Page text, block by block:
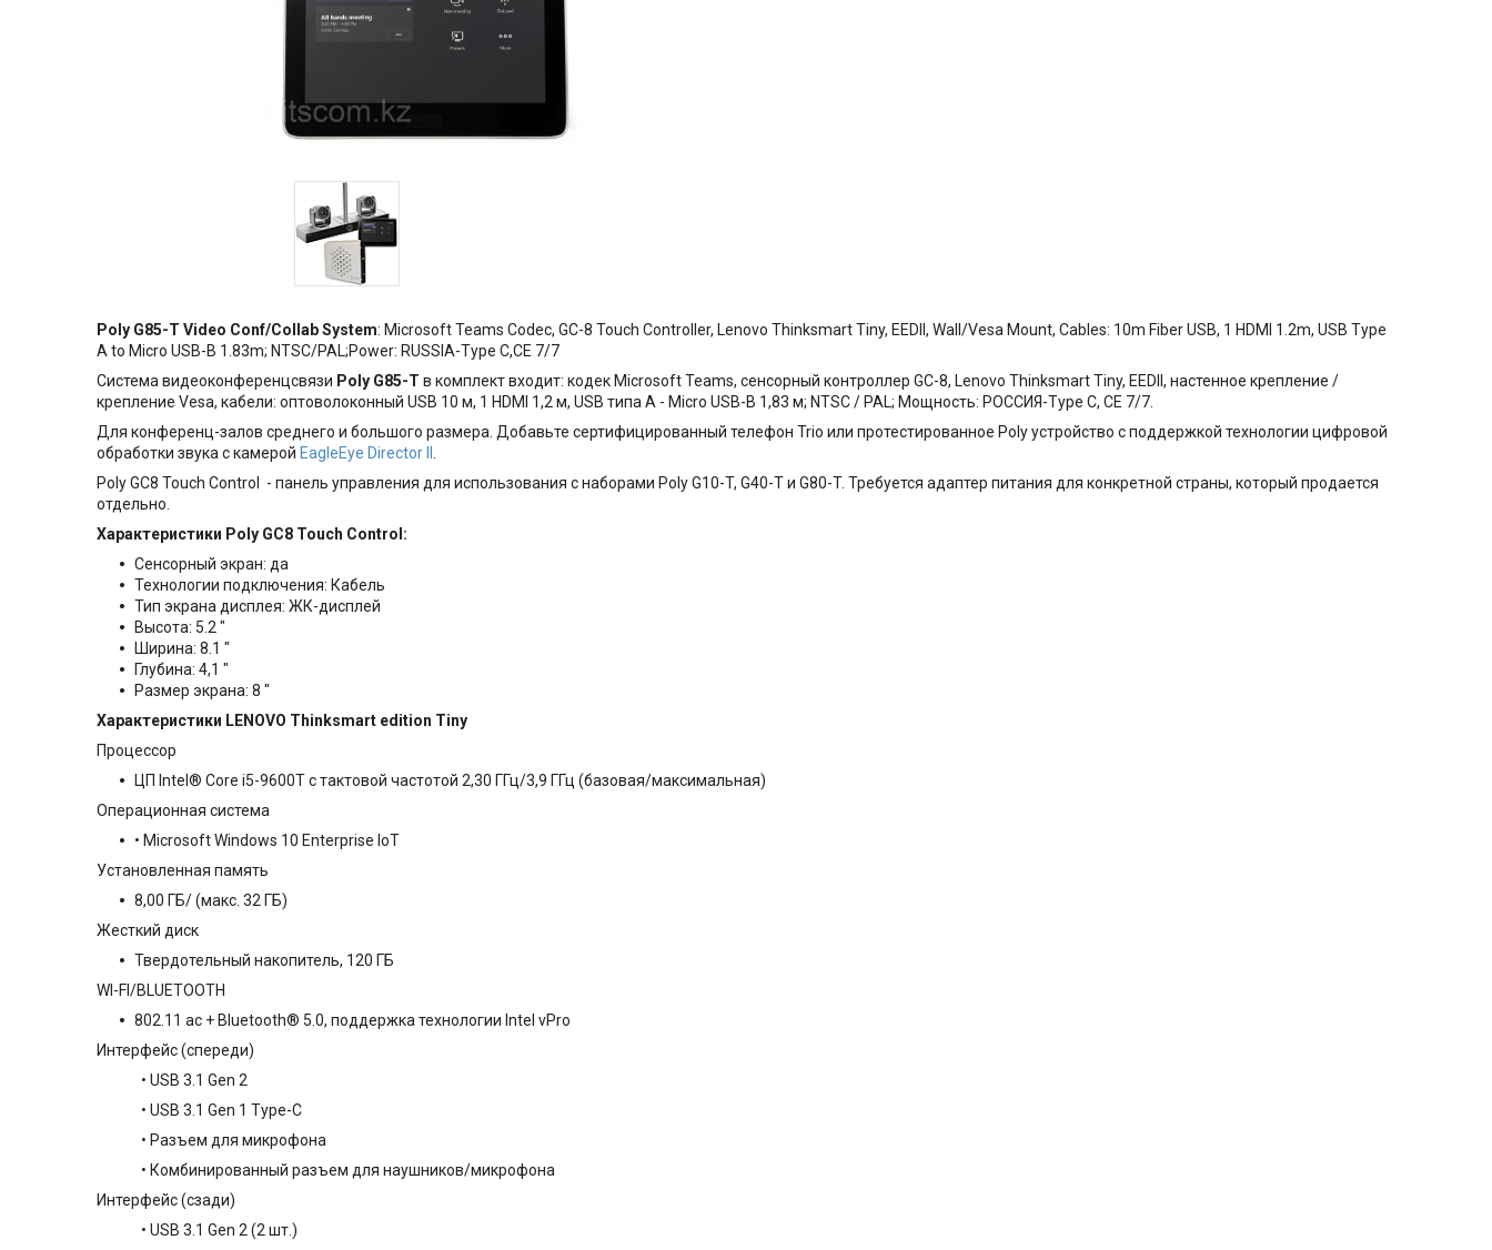
Poly G85-T Video Conf/Collab System: Microsoft Teams Codec, GC-8 Touch Controller, Lenovo Thinksmart Tiny, EEDII, Wall/Vesa Mount, Cables: 10m Fiber USB, 1 HDMI 1.2m, USB Type
A to Micro USB-B 1.83m; NTSC/PAL;Power: RUSSIA-Type C,CE 7/7
Система видеоконференцсвязи Poly G85-T в комплект входит: кодек Microsoft Teams, сенсорный контроллер GC-8, Lenovo Thinksmart Tiny, EEDII, настенное крепление /
крепление Vesa, кабели: оптоволоконный USB 10 м, 1 HDMI 1,2 м, USB типа A - Micro USB-B 1,83 м; NTSC / PAL; Мощность: РОССИЯ-Type C, CE 7/7.
Для конференц-залов среднего и большого размера. Добавьте сертифицированный телефон Trio или протестированное Poly устройство с поддержкой технологии цифровой
обработки звука с камерой EagleEye Director II .
Poly GC8 Touch Control - панель управления для использования с наборами Poly G10-T, G40-T и G80-T. Требуется адаптер питания для конкретной страны, который продается
отдельно.
Характеристики Poly GC8 Touch Control:
Сенсорный экран: да
Технологии подключения: Кабель
Тип экрана дисплея: ЖК-дисплей
Высота: 5.2 "
Ширина: 8.1 "
Глубина: 4,1 "
Размер экрана: 8 "
Характеристики LENOVO Thinksmart edition Tiny
Процессор
ЦП Intel® Core i5-9600T с тактовой частотой 2,30 ГГц/3,9 ГГц (базовая/максимальная)
Операционная система
• Microsoft Windows 10 Enterprise IoT
Установленная память
8,00 ГБ/ (макс. 32 ГБ)
Жесткий диск
Твердотельный накопитель, 120 ГБ
WI-FI/BLUETOOTH
802.11 ac + Bluetooth® 5.0, поддержка технологии Intel vPro
Интерфейс (спереди)
• USB 3.1 Gen 2
• USB 3.1 Gen 1 Type-C
• Разъем для микрофона
• Комбинированный разъем для наушников/микрофона
Интерфейс (сзади)
• USB 3.1 Gen 2 (2 шт.)